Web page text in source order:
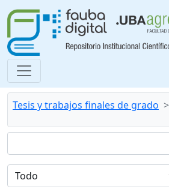
Tesis y trabajos finales de grado